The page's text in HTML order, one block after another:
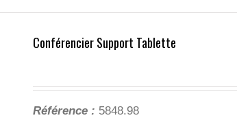
Conférencier Support Tablette
Référence : 5848.98